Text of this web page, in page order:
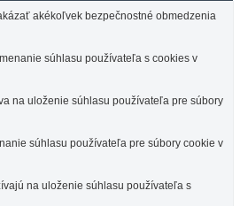
akékoľvek bezpečnostné obmedzenia
súhlasu používateľa s cookies v
na uloženie súhlasu používateľa pre súbory
súhlasu používateľa pre súbory cookie v
na uloženie súhlasu používateľa s